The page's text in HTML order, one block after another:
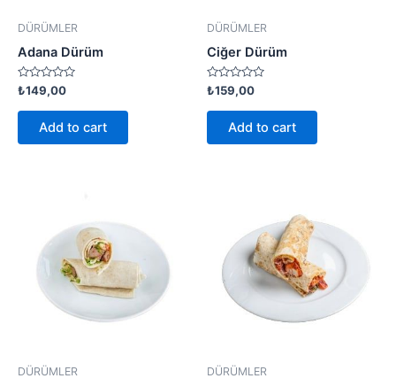
DÜRÜMLER
Adana Dürüm
Rated
0
out
₺149,00
Add to cart
DÜRÜMLER
Ciğer Dürüm
Rated
0
out
₺159,00
Add to cart
DÜRÜMLER DÜRÜMLER